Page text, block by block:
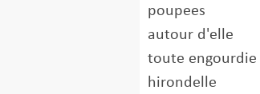
poupees
autour d'elle
toute engourdie
hirondelle